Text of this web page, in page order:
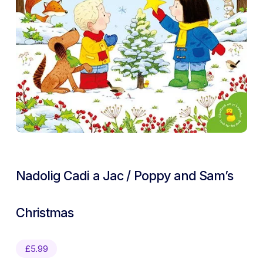
Nadolig Cadi a Jac / Poppy and Sam’s
Christmas
£5.99